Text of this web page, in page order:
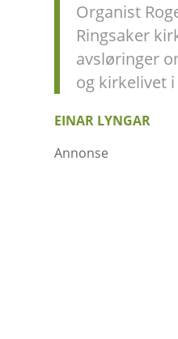
Organist
Ringsaker
avsløringer
og kirkelivet
EINAR LYNGAR
Annonse